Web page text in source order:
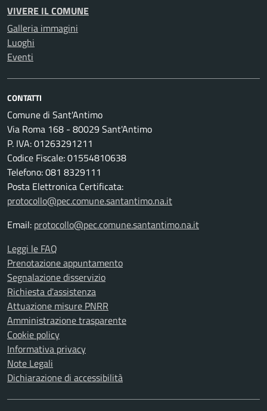
VIVERE IL COMUNE
Galleria immagini
Luoghi
Eventi
CONTATTI
Comune di Sant'Antimo
Via Roma 168 - 80029 Sant'Antimo
P. IVA: 01263291211
Codice Fiscale: 01554810638
Telefono: 081 8329111
Posta Elettronica Certificata:
protocollo@pec.comune.santantimo.na.it
Email: protocollo@pec.comune.santantimo.na.it
Leggi le FAQ
Prenotazione appuntamento
Segnalazione disservizio
Richiesta d'assistenza
Attuazione misure PNRR
Amministrazione trasparente
Cookie policy
Informativa privacy
Note Legali
Dichiarazione di accessibilità